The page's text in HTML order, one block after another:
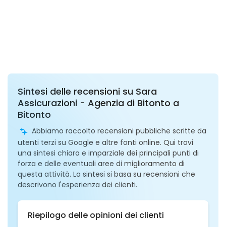
Sintesi delle recensioni su Sara
Assicurazioni - Agenzia di Bitonto a
Bitonto
Abbiamo raccolto recensioni pubbliche scritte da
utenti terzi su Google e altre fonti online. Qui trovi
una sintesi chiara e imparziale dei principali punti di
forza e delle eventuali aree di miglioramento di
questa attività. La sintesi si basa su recensioni che
descrivono l'esperienza dei clienti.
Riepilogo delle opinioni dei clienti